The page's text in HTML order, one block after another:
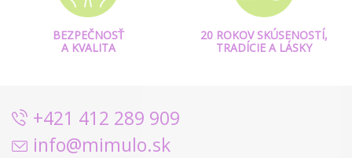
BEZPEČNOSŤ
A KVALITA
20 ROKOV SKÚSENOSTÍ,
TRADÍCIE A LÁSKY
+421 412 289 909
info@mimulo.sk